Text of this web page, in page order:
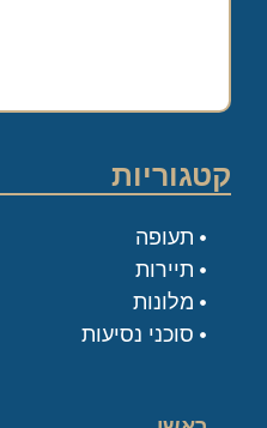
קטגוריות
תעופה
תיירות
מלונות
סוכני נסיעות